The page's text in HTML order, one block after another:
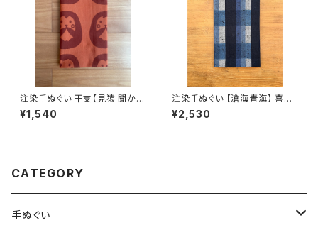
注染手ぬぐい 干支【見猿 聞か猿
言わ猿】茶色×柿茶 喜多屋商店
てぬぐい 干支 申年 サル 猿 お
¥1,540
注染手ぬぐい 【滄海青海】 喜多
屋商店 てぬぐい 遠州綿紬 日本
製 縞 ボーダー
¥2,530
CATEGORY
手ぬぐい